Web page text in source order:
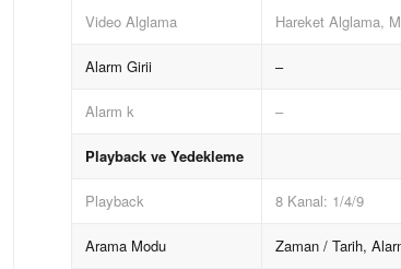
Video Alglama Hareket Alglama,
Alarm Girii –
Alarm k –
Playback ve Yedekleme
Playback 8 Kanal: 1/4/9
Arama Modu Zaman / Tarih,